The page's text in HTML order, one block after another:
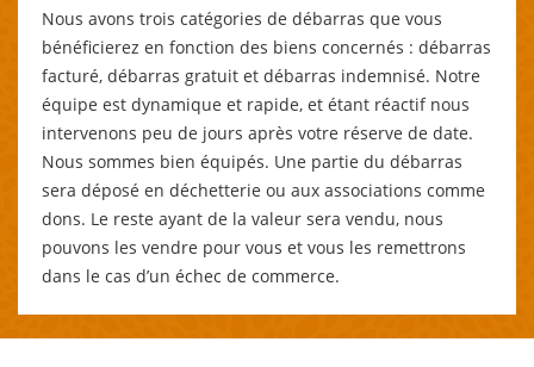
Nous avons trois catégories de débarras que vous
bénéficierez en fonction des biens concernés : débarras
facturé, débarras gratuit et débarras indemnisé. Notre
équipe est dynamique et rapide, et étant réactif nous
intervenons peu de jours après votre réserve de date.
Nous sommes bien équipés. Une partie du débarras
sera déposé en déchetterie ou aux associations comme
dons. Le reste ayant de la valeur sera vendu, nous
pouvons les vendre pour vous et vous les remettrons
dans le cas d’un échec de commerce.